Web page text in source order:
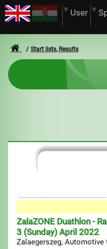
User
Start lists, Results
ZalaZONE Duathlon -
3 (Sunday) April 2022
Zalaegerszeg,